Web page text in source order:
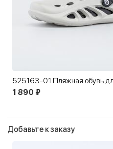
1 890 ₽
Добавьте к заказу